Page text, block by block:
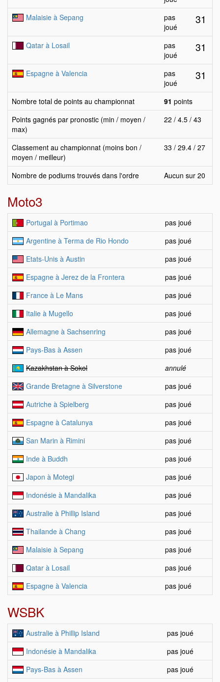
Malaisie à Sepang
pas
joué
31
Qatar à Losail
pas
joué
31
Espagne à Valencia
pas
joué
31
Nombre total de points au championnat 91 points
Points gagnés par pronostic (min / moyen /
max)
22 / 4.5 / 43
Classement au championnat (moins bon /
moyen / meilleur)
33 / 29.4 / 27
Nombre de podiums trouvés dans l'ordre Aucun sur 20
Moto3
Portugal à Portimao
pas joué
Argentine à Terma de Rio Hondo
pas joué
Etats-Unis à Austin
pas joué
Espagne à Jerez de la Frontera
pas joué
France à Le Mans
pas joué
Italie à Mugello
pas joué
Allemagne à Sachsenring
pas joué
Pays-Bas à Assen
pas joué
Kazakhstan à Sokol
annulé
Grande Bretagne à Silverstone
pas joué
Autriche à Spielberg
pas joué
Espagne à Catalunya
pas joué
San Marin à Rimini
pas joué
Inde à Buddh
pas joué
Japon à Motegi
pas joué
Indonésie à Mandalika
pas joué
Australie à Phillip Island
pas joué
Thailande à Chang
pas joué
Malaisie à Sepang
pas joué
Qatar à Losail
pas joué
Espagne à Valencia
pas joué
WSBK
Australie à Phillip Island
pas joué
Indonésie à Mandalika
pas joué
Pays-Bas à Assen
pas joué